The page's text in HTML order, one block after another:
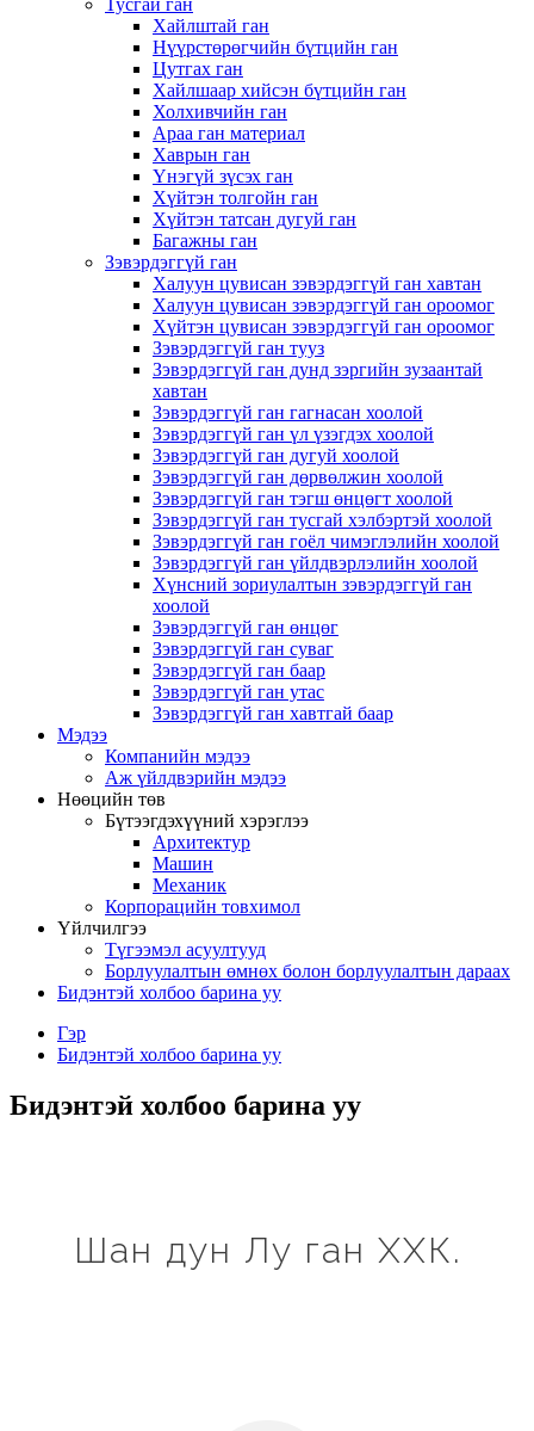
Тусгай ган
Хайлштай ган
Нүүрстөрөгчийн бүтцийн ган
Цутгах ган
Хайлшаар хийсэн бүтцийн ган
Холхивчийн ган
Араа ган материал
Хаврын ган
Үнэгүй зүсэх ган
Хүйтэн толгойн ган
Хүйтэн татсан дугуй ган
Багажны ган
Зэвэрдэггүй ган
Халуун цувисан зэвэрдэггүй ган хавтан
Халуун цувисан зэвэрдэггүй ган ороомог
Хүйтэн цувисан зэвэрдэггүй ган ороомог
Зэвэрдэггүй ган тууз
Зэвэрдэггүй ган дунд зэргийн зузаантай
хавтан
Зэвэрдэггүй ган гагнасан хоолой
Зэвэрдэггүй ган үл үзэгдэх хоолой
Зэвэрдэггүй ган дугуй хоолой
Зэвэрдэггүй ган дөрвөлжин хоолой
Зэвэрдэггүй ган тэгш өнцөгт хоолой
Зэвэрдэггүй ган тусгай хэлбэртэй хоолой
Зэвэрдэггүй ган гоёл чимэглэлийн хоолой
Зэвэрдэггүй ган үйлдвэрлэлийн хоолой
Хүнсний зориулалтын зэвэрдэггүй ган
хоолой
Зэвэрдэггүй ган өнцөг
Зэвэрдэггүй ган суваг
Зэвэрдэггүй ган баар
Зэвэрдэггүй ган утас
Зэвэрдэггүй ган хавтгай баар
Мэдээ
Компанийн мэдээ
Аж үйлдвэрийн мэдээ
Нөөцийн төв
Бүтээгдэхүүний хэрэглээ
Архитектур
Машин
Механик
Корпорацийн товхимол
Үйлчилгээ
Түгээмэл асуултууд
Борлуулалтын өмнөх болон борлуулалтын дараах
Бидэнтэй холбоо барина уу
Гэр
Бидэнтэй холбоо барина уу
Бидэнтэй холбоо барина уу
Шан дун Лу ган ХХК.